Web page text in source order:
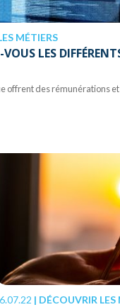
MÉTIERS
LES
offrent des rémunérations
| DÉCOUVRIR LES